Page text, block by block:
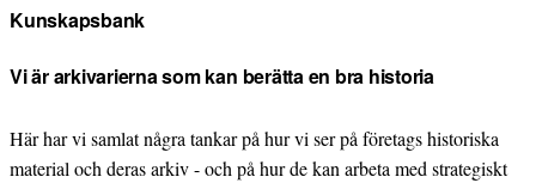
Kunskapsbank
Vi är arkivarierna som kan berätta en bra historia
Här har vi samlat några tankar på hur vi ser på företags historiska
material och deras arkiv - och på hur de kan arbeta med strategiskt